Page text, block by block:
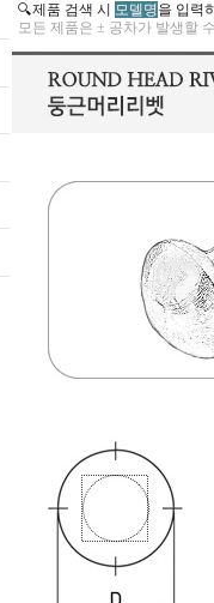
🔍제품 검색 시 모델명을 입력
모든 제품은 ± 공차가 발생할